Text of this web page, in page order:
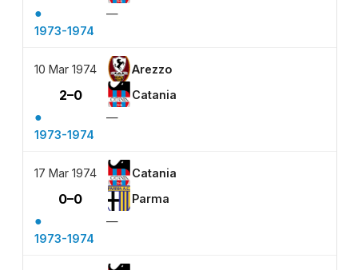
●
—
1973-1974
10 Mar 1974 Arezzo
2–0 Catania
●
—
1973-1974
17 Mar 1974 Catania
0–0 Parma
●
—
1973-1974